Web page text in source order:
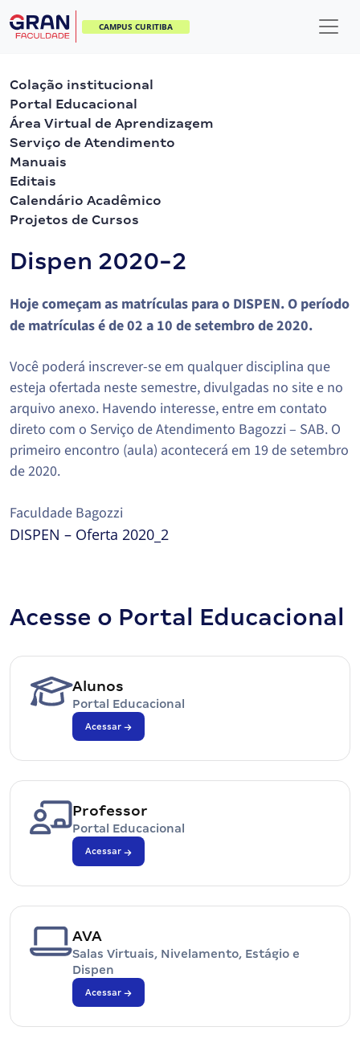
CAMPUS CURITIBA
Colação institucional
Portal Educacional
Área Virtual de Aprendizagem
Serviço de Atendimento
Manuais
Editais
Calendário Acadêmico
Projetos de Cursos
Dispen 2020-2
Hoje começam as matrículas para o DISPEN. O período
de matrículas é de 02 a 10 de setembro de 2020.
Você poderá inscrever-se em qualquer disciplina que
esteja ofertada neste semestre, divulgadas no site e no
arquivo anexo. Havendo interesse, entre em contato
direto com o Serviço de Atendimento Bagozzi – SAB. O
primeiro encontro (aula) acontecerá em 19 de setembro
de 2020.
Faculdade Bagozzi
DISPEN – Oferta 2020_2
Acesse o Portal Educacional
Alunos
Portal Educacional
Acessar
Professor
Portal Educacional
Acessar
AVA
Salas Virtuais, Nivelamento, Estágio e
Dispen
Acessar